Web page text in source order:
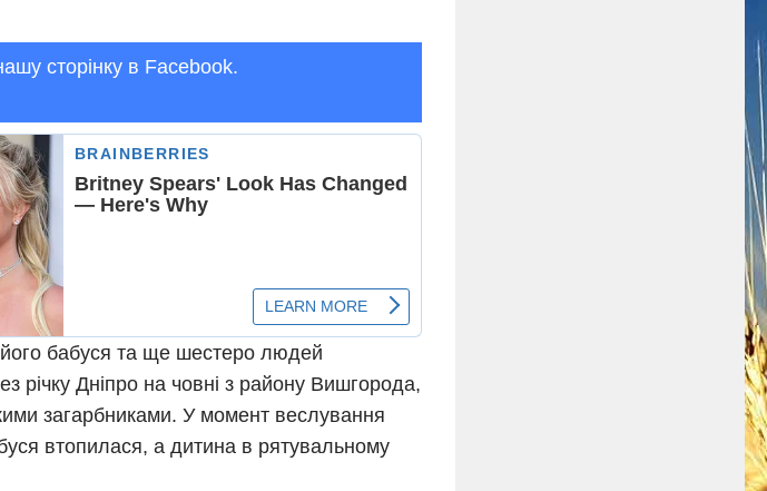
сторінку в Facebook.
бабуся та ще шестеро людей
річку Дніпро на човні з району Вишгорода,
загарбниками. У момент веслування
втопилася, а дитина в рятувальному